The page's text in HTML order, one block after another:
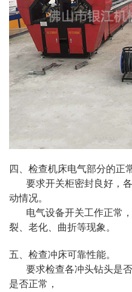
四、检查机床电气部分的正
要求开关柜密封良好，
动情况。
电气设备开关工作正常
裂、老化、曲折等现象。
五、检查冲床可靠性能。
要求检查各冲头钻头是
是否正常，